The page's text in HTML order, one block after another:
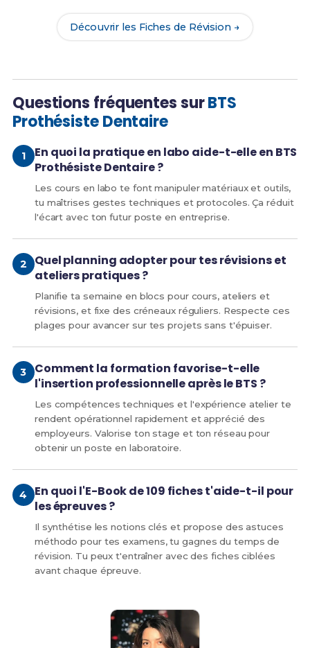
Découvrir les Fiches de Révision →
Questions fréquentes surBTS
Prothésiste Dentaire
En quoi la pratique en labo aide-t-elle en BTS
Prothésiste Dentaire ?
Les cours en labo te font manipuler matériaux et outils,
tu maîtrises gestes techniques et protocoles. Ça réduit
l'écart avec ton futur poste en entreprise.
Quel planning adopter pour tes révisions et
ateliers pratiques ?
Planifie ta semaine en blocs pour cours, ateliers et
révisions, et fixe des créneaux réguliers. Respecte ces
plages pour avancer sur tes projets sans t'épuiser.
Comment la formation favorise-t-elle
l'insertion professionnelle après le BTS ?
Les compétences techniques et l'expérience atelier te
rendent opérationnel rapidement et apprécié des
employeurs. Valorise ton stage et ton réseau pour
obtenir un poste en laboratoire.
En quoi l'E-Book de 109 fiches t'aide-t-il pour
les épreuves ?
Il synthétise les notions clés et propose des astuces
méthodo pour tes examens, tu gagnes du temps de
révision. Tu peux t'entraîner avec des fiches ciblées
avant chaque épreuve.